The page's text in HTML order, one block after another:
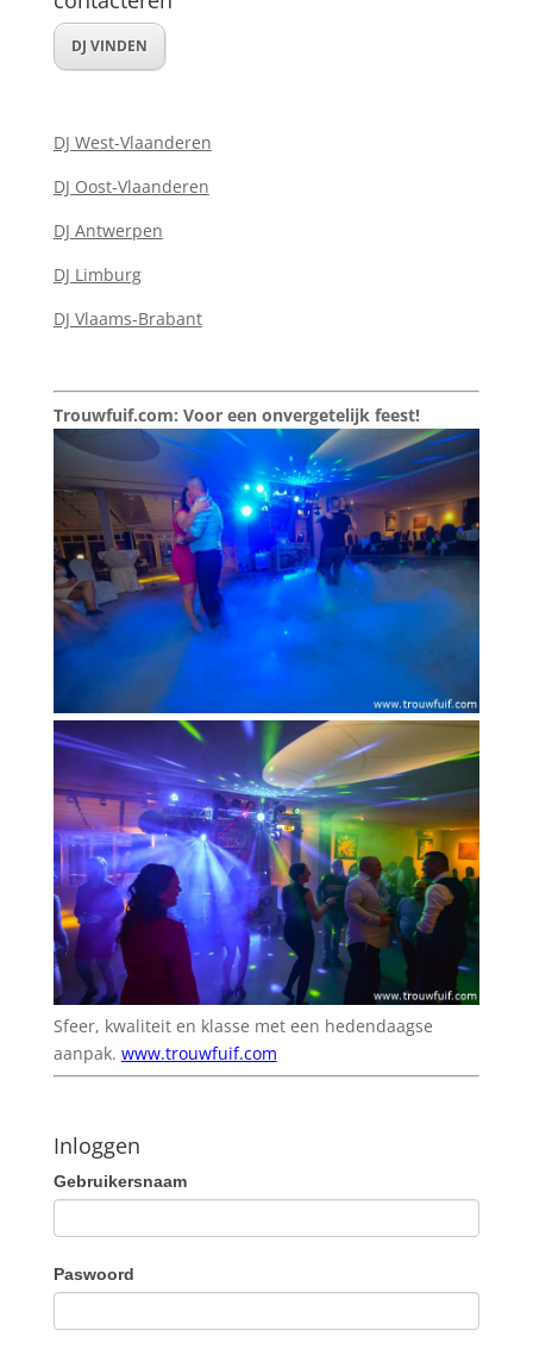
DJ VINDEN
DJ West-Vlaanderen
DJ Oost-Vlaanderen
DJ Antwerpen
DJ Limburg
DJ Vlaams-Brabant
Trouwfuif.com: Voor een onvergetelijk feest!
Sfeer, kwaliteit en klasse met een hedendaagse
aanpak. www.trouwfuif.com
Inloggen
Gebruikersnaam
Paswoord